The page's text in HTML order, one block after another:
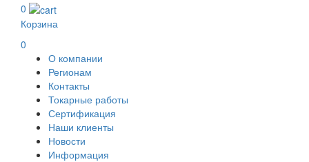
0
Корзина
0
О компании
Регионам
Контакты
Токарные работы
Сертификация
Наши клиенты
Новости
Информация